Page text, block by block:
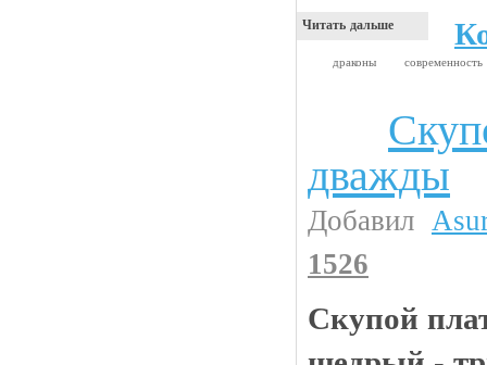
Читать дальше
драконы современность
дважды
Добавил
1526
Скупой